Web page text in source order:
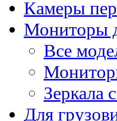
Камеры
Мониторы
Все
Зеркала
Для